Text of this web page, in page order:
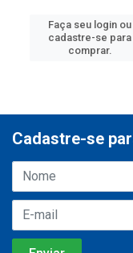
Faça seu login ou
cadastre-se para
comprar.
Cadastre-se